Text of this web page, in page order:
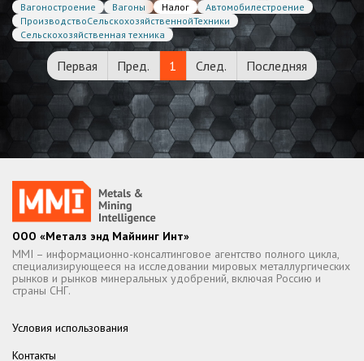
Вагоностроение
Вагоны Налог
Автомобилестроение
ПроизводствоСельскохозяйственнойТехники
Сельскохозяйственная техника
Первая Пред. 1 След. Последняя
ООО «Металз энд Майнинг Инт»
MMI – информационно-консалтинговое агентство полного цикла,
специализирующееся на исследовании мировых металлургических
рынков и рынков минеральных удобрений, включая Россию и
страны СНГ.
Условия использования
Контакты